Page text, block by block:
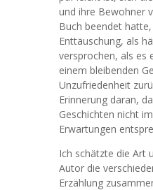
und ihre Bewohner
Buch beendet
Enttäuschung, als
versprochen, als es
einem bleibenden
Unzufriedenheit
Erinnerung daran,
Geschichten nicht
Erwartungen
Ich schätzte die Art
Autor die
Erzählung